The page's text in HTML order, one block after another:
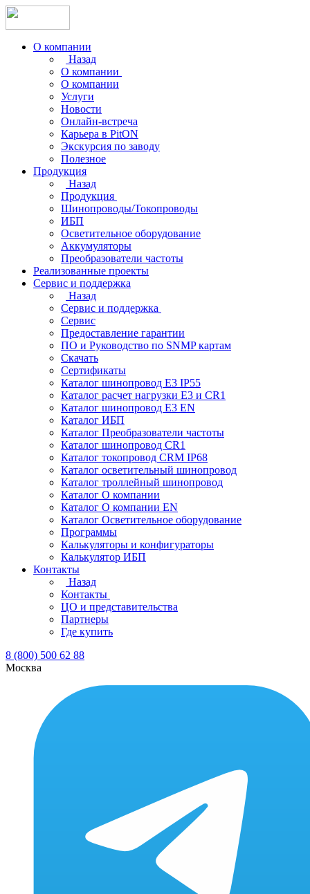
О компании
Назад
О компании
О компании
Услуги
Новости
Онлайн-встреча
Карьера в PitON
Экскурсия по заводу
Полезное
Продукция
Назад
Продукция
Шинопроводы/Токопроводы
ИБП
Осветительное оборудование
Аккумуляторы
Преобразователи частоты
Реализованные проекты
Сервис и поддержка
Назад
Сервис и поддержка
Сервис
Предоставление гарантии
ПО и Руководство по SNMP картам
Скачать
Сертификаты
Каталог шинопровод E3 IP55
Каталог расчет нагрузки Е3 и CR1
Каталог шинопровод E3 EN
Каталог ИБП
Каталог Преобразователи частоты
Каталог шинопровод CR1
Каталог токопровод CRM IP68
Каталог осветительный шинопровод
Каталог троллейный шинопровод
Каталог О компании
Каталог О компании EN
Каталог Осветительное оборудование
Программы
Калькуляторы и конфигураторы
Калькулятор ИБП
Контакты
Назад
Контакты
ЦО и представительства
Партнеры
Где купить
8 (800) 500 62 88
Москва